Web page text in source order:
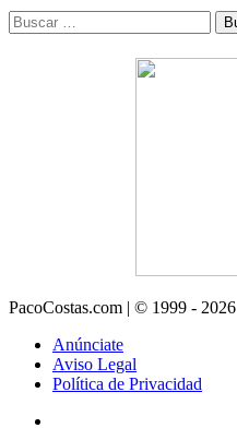
Buscar:
PacoCostas.com | © 1999 - 2026
Anúnciate
Aviso Legal
Política de Privacidad